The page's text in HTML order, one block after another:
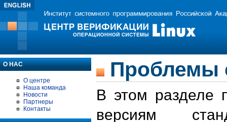
О НАС
О центре
Наша команда
Новости
Партнеры
Контакты
Проблемы
В этом разделе
версиям